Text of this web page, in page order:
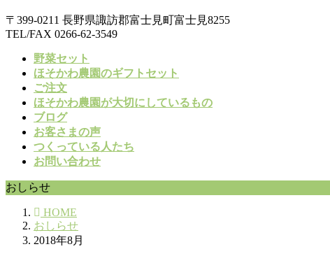
〒399-0211 長野県諏訪郡富士見町富士見8255
TEL/FAX 0266-62-3549
野菜セット
ほそかわ農園のギフトセット
ご注文
ほそかわ農園が大切にしているもの
ブログ
お客さまの声
つくっている人たち
お問い合わせ
おしらせ
HOME
おしらせ
2018年8月